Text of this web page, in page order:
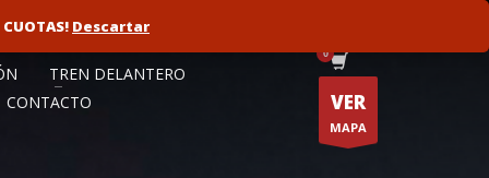
FLOTAS
TREN DELANTERO
CONTACTO
VER
MAPA
Descartar